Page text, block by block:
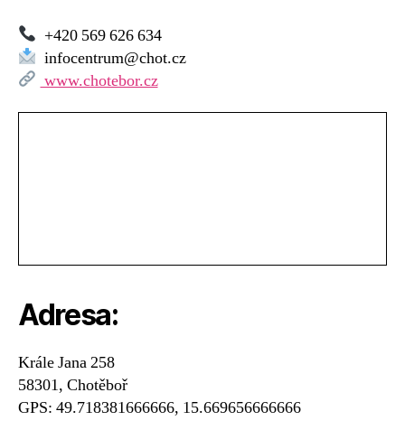
+420 569 626 634
infocentrum@chot.cz
www.chotebor.cz
Adresa:
Krále Jana 258
58301, Chotěboř
GPS: 49.718381666666, 15.669656666666